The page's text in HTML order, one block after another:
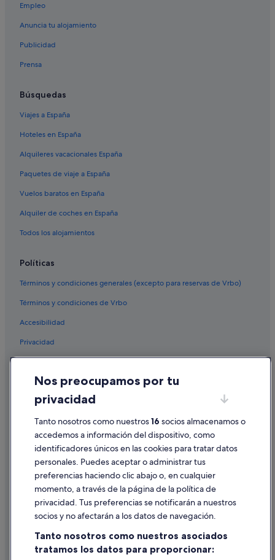
Les Mousseaux hoteles
Roissy-En-France hoteles
Hoteles cerca de Estación de tren y metro de Aéroport Charles-
Empleo
Anuncia tu alojamiento
Publicidad
Prensa
Búsquedas
Viajes a España
Hoteles en España
Alquileres vacacionales España
Paquetes de viaje a España
Vuelos baratos en España
Alquiler de coches en España
Todos los alojamientos
Políticas
Términos y condiciones generales (excepto para reservas de Vrbo)
Términos y condiciones de Vrbo
Accesibilidad
Privacidad
Condiciones de uso
Información legal/contacto
Pautas sobre el contenido y cómo denunciar contenido
Ayuda
Cancelar un vuelo
Cancelar una reserva de hotel o de un alquiler vacacional
Utilizar un cupón de Expedia
Nos preocupamos por tu
privacidad
Tanto nosotros como nuestros16 socios almacenamos o
accedemos a información del dispositivo, como
identificadores únicos en las cookies para tratar datos
personales. Puedes aceptar o administrar tus
preferencias haciendo clic abajo o, en cualquier
momento, a través de la página de la política de
privacidad. Tus preferencias se notificarán a nuestros
socios y no afectarán a los datos de navegación.
Tanto nosotros como nuestros asociados
tratamos los datos para proporcionar: